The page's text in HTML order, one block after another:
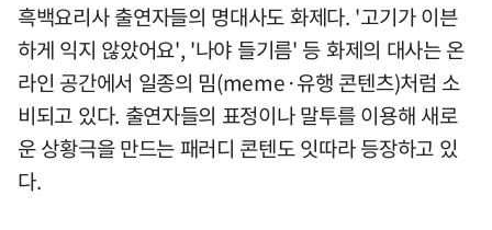
흑백요리사 출연자들의 명대사도 화제다. '고기가 이븐
하게 익지 않았어요', '나야 들기름' 등 화제의 대사는 온
라인 공간에서 일종의 밈(meme·유행 콘텐츠)처럼 소
비되고 있다. 출연자들의 표정이나 말투를 이용해 새로
운 상황극을 만드는 패러디 콘텐도 잇따라 등장하고 있
다.